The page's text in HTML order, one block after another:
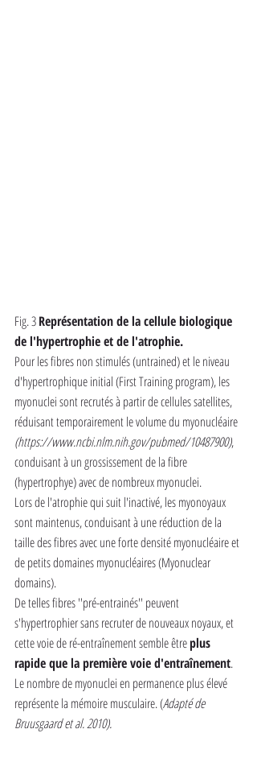
Fig. 3 Représentation de la cellule biologique
de l'hypertrophie et de l'atrophie.
Pour les fibres non stimulés (untrained) et le niveau
d'hypertrophique initial (First Training program), les
myonuclei sont recrutés à partir de cellules satellites,
réduisant temporairement le volume du myonucléaire
(https://www.ncbi.nlm.nih.gov/pubmed/10487900),
conduisant à un grossissement de la fibre
(hypertrophye) avec de nombreux myonuclei.
Lors de l'atrophie qui suit l'inactivé, les myonoyaux
sont maintenus, conduisant à une réduction de la
taille des fibres avec une forte densité myonucléaire et
de petits domaines myonucléaires (Myonuclear
domains).
De telles fibres ''pré-entrainés'' peuvent
s'hypertrophier sans recruter de nouveaux noyaux, et
cette voie de ré-entraînement semble être plus
rapide que la première voie d'entraînement.
Le nombre de myonuclei en permanence plus élevé
représente la mémoire musculaire. (Adapté de
Bruusgaard et al. 2010).